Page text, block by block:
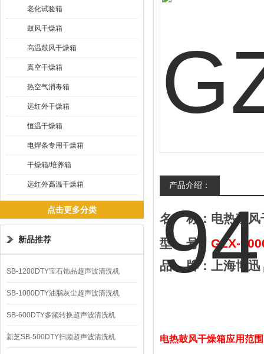
老化试验箱
鼓风干燥箱
高温鼓风干燥箱
真空干燥箱
热空气消毒箱
远红外干燥箱
恒温干燥箱
电焊条专用干燥箱
干燥箱/培养箱
远红外高温干燥箱
点击更多分类
新品推荐
SB-1200DTY宝石饰品超声波清洗机
SB-1000DTY油脂灰尘超声波清洗机
SB-600DTY多频转换超声波清洗机
新芝SB-500DTY扫频超声波清洗机
产品介绍：
名
称：电热鼓风
型
号： GZX-
品 牌： 上海博迅
电热鼓风干燥箱应用范